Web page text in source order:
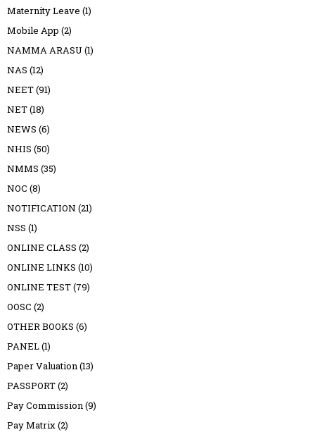
Maternity Leave (1)
Mobile App (2)
NAMMA ARASU (1)
NAS (12)
NEET(91)
NET(18)
NEWS (6)
NHIS (50)
NMMS (35)
NOC (8)
NOTIFICATION (21)
NSS (1)
ONLINE CLASS (2)
ONLINE LINKS (10)
ONLINE TEST(79)
OOSC (2)
OTHER BOOKS (6)
PANEL(1)
Paper Valuation(13)
PASSPORT(2)
Pay Commission(9)
Pay Matrix(2)